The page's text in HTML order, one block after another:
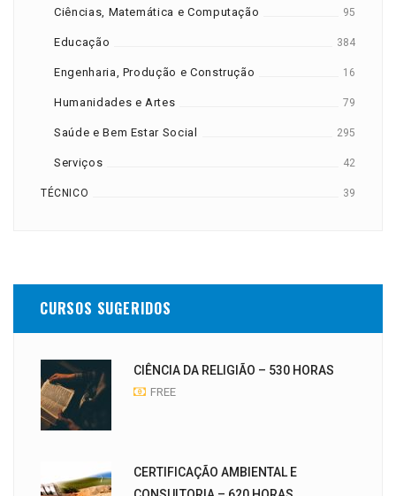
Ciências, Matemática e Computação 95
Educação 384
Engenharia, Produção e Construção 16
Humanidades e Artes 79
Saúde e Bem Estar Social 295
Serviços 42
TÉCNICO 39
CURSOS SUGERIDOS
CIÊNCIA DA RELIGIÃO – 530 HORAS
FREE
CERTIFICAÇÃO AMBIENTAL E